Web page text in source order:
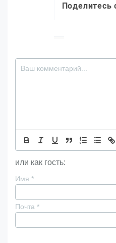
Поделитесь
или как гость:
Имя *
Почта *